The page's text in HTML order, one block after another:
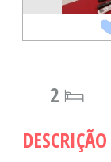
2
DESCRIÇÃO